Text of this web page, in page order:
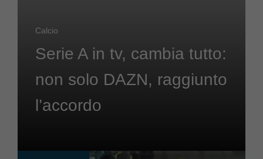
Calcio
Serie A in tv, cambia tutto:
non solo DAZN, raggiunto
l’accordo